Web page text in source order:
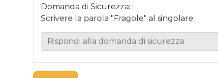
Domanda di Sicurezza:
Scrivere la parola "Fragole" al singolare